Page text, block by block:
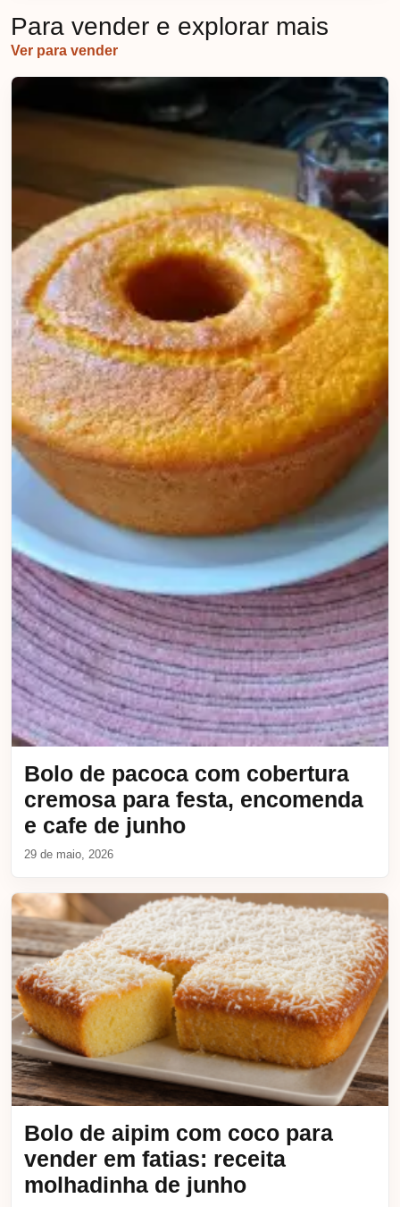
Para vender e explorar mais
Ver para vender
Bolo de pacoca com cobertura
cremosa para festa, encomenda
e cafe de junho
29 de maio, 2026
Bolo de aipim com coco para
vender em fatias: receita
molhadinha de junho